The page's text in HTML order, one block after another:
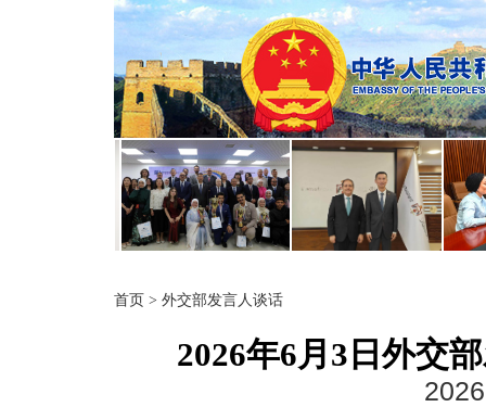
首页 > 外交部发言人谈话
2026年6月3日外交